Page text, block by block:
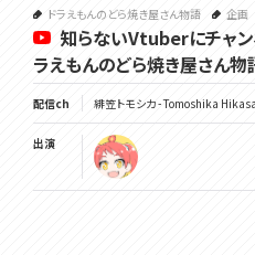
ドラえもんのどら焼き屋さん物語 企画
知らないVtuberにチャ
ラえもんのどら焼き屋さん物
配信ch 緋笠トモシカ - Tomoshika
出演